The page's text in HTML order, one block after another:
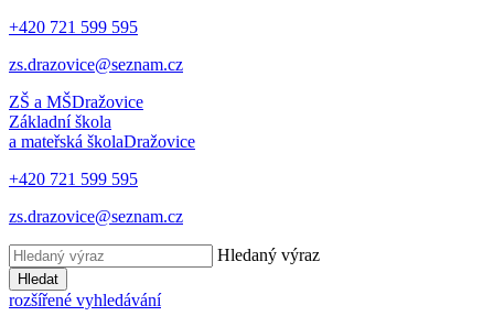
+420 721 599 595
zs.drazovice@seznam.cz
ZŠ a MŠDražovice
Základní škola
a mateřská školaDražovice
+420 721 599 595
zs.drazovice@seznam.cz
Hledaný výraz
Hledat
rozšířené vyhledávání